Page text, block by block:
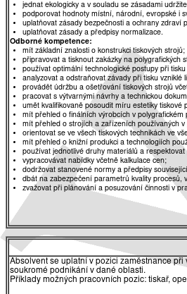
jednat ekologicky a v souladu se zásadami
podporovat hodnoty místní, národní, evropské i
uplatňovat zásady bezpečnosti a ochrany
uplatňovat zásady a předpisy normalizace.
Odborné kompetence:
mít základní znalosti o konstrukci tiskových strojů;
připravovat a tisknout zakázky na polygrafických
používat optimální technologické postupy při
analyzovat a odstraňovat závady při tisku
provádět údržbu a ošetřování tiskových strojů
pracovat s výtvarnými návrhy a technickou
umět kvalifikovaně posoudit míru estetiky tiskové
mít přehled o finálních výrobcích v polygrafickém
mít přehled o strojích a zařízeních používaných
orientovat se ve všech tiskových technikách ve
mít přehled o knižní produkci a technologiích
používat jednotlivé druhy materiálů a
vypracovávat nabídky včetně kalkulace cen;
dodržovat stanovené normy a předpisy
dbát na zabezpečení parametrů kvality procesů,
zvažovat při plánování a posuzování činnosti v
Absolvent se uplatní v pozici zaměstnance
soukromé podnikání v dané oblasti.
Příklady možných pracovních pozic: tiskař,